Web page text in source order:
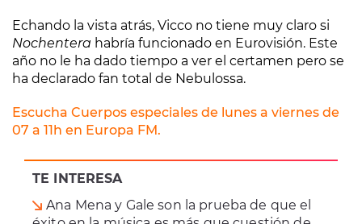
TE INTERESA
Ana Mena y Gale son la prueba de que el
Echando la vista atrás, Vicco no tiene muy claro si
Nochentera habría funcionado en Eurovisión. Este
año no le ha dado tiempo a ver el certamen pero se
ha declarado fan total de Nebulossa.
Escucha Cuerpos especiales de lunes a viernes de
07 a 11h en Europa FM.